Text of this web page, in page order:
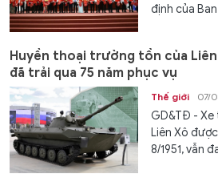
định của
Huyền thoại trường tồn của Liên
đã trải qua 75 năm phục vụ
Thế giới 07/
GD&TĐ - Xe
Liên Xô
8/1951, vẫn